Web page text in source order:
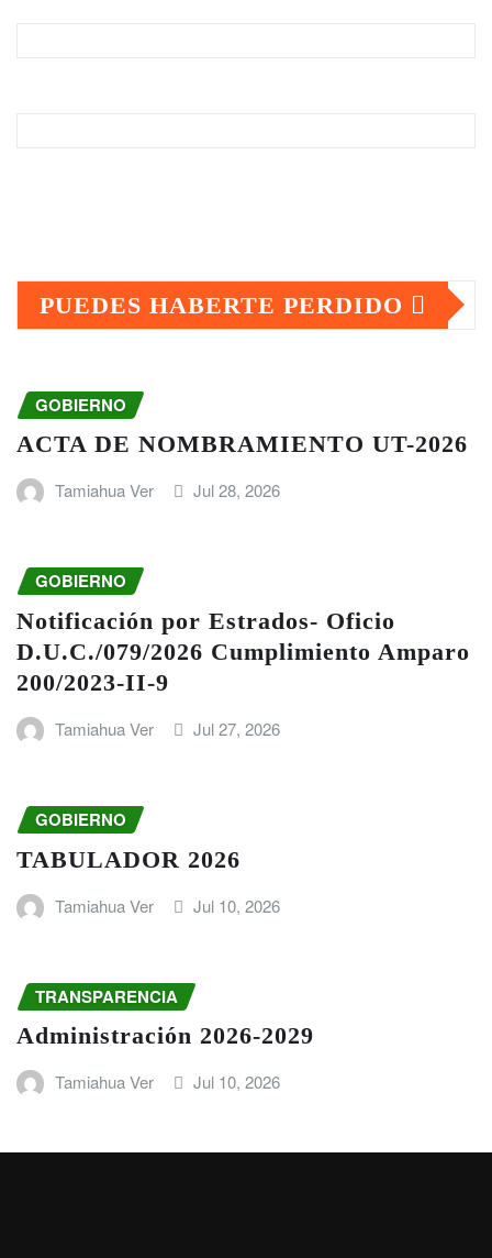
PUEDES HABERTE PERDIDO
GOBIERNO
ACTA DE NOMBRAMIENTO UT-2026
Tamiahua Ver Jul 28, 2026
GOBIERNO
Notificación por Estrados- Oficio
D.U.C./079/2026 Cumplimiento Amparo
200/2023-II-9
Tamiahua Ver Jul 27, 2026
GOBIERNO
TABULADOR 2026
Tamiahua Ver Jul 10, 2026
TRANSPARENCIA
Administración 2026-2029
Tamiahua Ver Jul 10, 2026